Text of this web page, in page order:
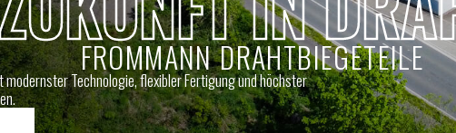
FROMMANN DRAHTBIEGETEILE
Technologie, flexibler Fertigung und höchster